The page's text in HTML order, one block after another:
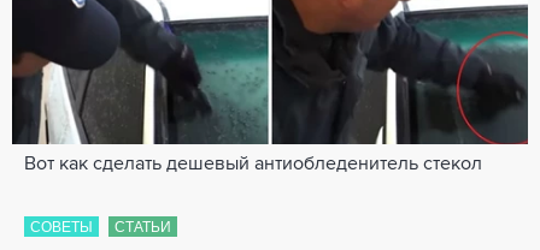
Вот как сделать дешевый антиобледенитель стекол
СОВЕТЫ СТАТЬИ